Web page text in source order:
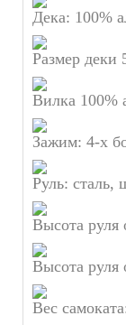
Дека: 100%
Размер деки
Вилка 100%
Зажим: 4-х
Руль: сталь,
Высота руля
Высота руля
Вес